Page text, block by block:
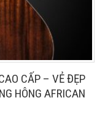
CẤP – VẺ ĐẸP
HÔNG AFRICAN